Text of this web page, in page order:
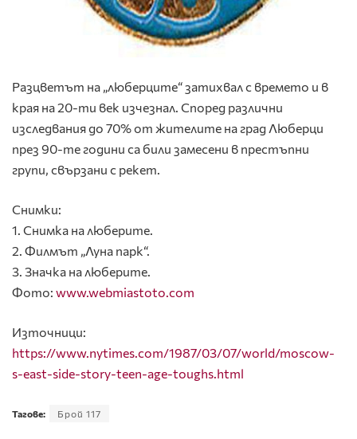
Разцветът на „люберците“ затихвал с времето и в
края на 20-ти век изчезнал. Според различни
изследвания до 70% от жителите на град Люберци
през 90-те години са били замесени в престъпни
групи, свързани с рекет.
Снимки:
1. Снимка на люберите.
2. Филмът „Луна парк“.
3. Значка на люберите.
Фото: www.webmiastoto.com
Източници:
https://www.nytimes.com/1987/03/07/world/moscow-
s-east-side-story-teen-age-toughs.html
Тагове: Брой 117